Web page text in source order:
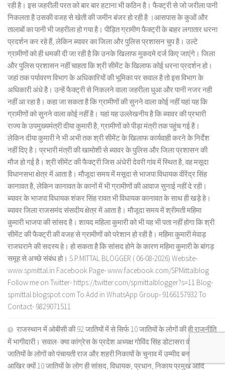
रही है। इस जहरीली परत को बार बार हटाना भी कठिन है। फैक्ट्री से जो जरीला पानी
निकलता है उसकी वजह से खेती की जमीन बंजर हो रही है ।आसपास के कुओं और
तालाबों का पानी भी जहरीला हो गया है। पीड़ित ग्रामीण फैक्ट्री के बाहर लगातार धरना
प्रदर्शन कर रहे हैं, लेकिन ब्यावर का जिला और पुलिस प्रशासन चुप है। उल्टे
ग्रामीणों को ही धमकी दी जा रही है कि उनके खिलाफ मुकदमे दर्ज किए जाएंगे। जिला
और पुलिस प्रशासन नहीं चाहता कि श्री सीमेंट के खिलाफ कोई धरना प्रदर्शन हो।
जहां तक पर्यावरण विभाग के अधिकारियों की भूमिका पर सवाल है तो इस विभाग के
अधिकारी अंधे है। उन्हें फैक्ट्री से निकलने वाला जहरीला धुआ और पानी नजर नही
नहीं आ रहा है। कहा जा सकता है कि ग्रामीणों की सुनने वाला कोई नहीं यहां यह कि
ग्रामीणों को सुनने वाला कोई नहीं है। यहां यह उल्लेखनीय है कि ब्यावर की प्रभारी
राज्य के उपमुख्यमंत्री दीया कुमारी है, ग्रामीणों को पीड़ा मंत्री तक पहुंच गई है।
लेकिन दीया कुमारी ने भी अभी तक श्री सीमेंट के खिलाफ कार्यवाही करने के निर्देश
नहीं दिए है। प्रभारी मंत्री की खामोशी से ब्यावर के पुलिस और जिला प्रशासन की
मौज हो गई है। श्री सीमेंट की फैक्ट्री जिस अंधेरी देवरी गांव में स्थित है, वह मसूदा
विधानसभा क्षेत्र में आता है। मौजूदा समय में मसूदा से भाजपा विधायक वीरेंद्र सिंह
कानावत है, लेकिन कानावत के कानों में भी ग्रामीणों की आवाज सुनाई नहीं दे रही।
ब्यावर के भाजपा विधायक शंकर सिंह रावत भी विधायक कानावत के साथ ही खड़े हे।
ब्यावर जिला राजसमंद संसदीय क्षेत्र में आता है। मौजूदा समय में श्रीमती महिमा
कुमारी भाजपा की सांसद है। शायद महिला कुमारी को भी यह भी पता नहीं होगा कि श्री
सीमेंट की फैक्ट्री की वजह से ग्रामीणों को परेशान हो रही है। महिमा कुमारी मेवाड़
राजघराने की सदस्य हे। हो सकता है कि सांसद होने के कारण महिमा कुमारी के बांगड़
समूह से अच्छे संबंध हो। S.P.MITTAL BLOGGER ( 06-08-2026) Website-
www.spmittal.in Facebook Page- www.facebook.com/SPMittalblog
Follow me on Twitter- https://twitter.com/spmittalblogger?s=11 Blog-
spmittal.blogspot.com To Add in WhatsApp Group- 9166157932 To
Contact- 9829071511
राजस्थान में ओबीसी की 92 जातियों में से सिर्फ 10 जातियों के लोगों की ही राजनीति
में भागीदारी। सवाल- क्या कांग्रेस के प्रदेश अध्यक्ष गोविंद सिंह डोटासरा वंचित 82
जातियों के लोगों को पंचायती राज और शहरी निकायों के चुनाव में उम्मीद बनाएंगे?
आखिर क्यों 10 जातियों के लोग ही सांसद, विधायक, प्रधान, निकाय प्रमुख आदि